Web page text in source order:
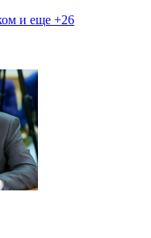
и еще +26